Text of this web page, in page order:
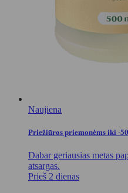
Naujiena
Priežiūros priemonėms iki -
Dabar geriausias metas
atsargas.
Prieš 2 dienas